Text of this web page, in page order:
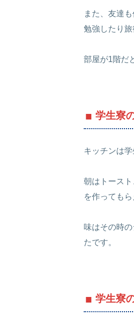
また、友達
勉強したり旅
部屋が1階だ
学生寮
キッチンは
朝はトース
を作ってもら
味はその時
たです。
学生寮